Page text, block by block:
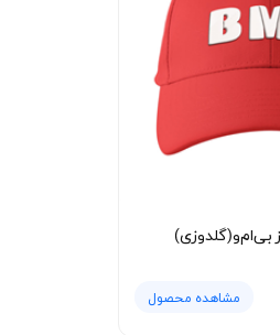
بی‌ام‌و(گلدوزی)
مشاهده محصول